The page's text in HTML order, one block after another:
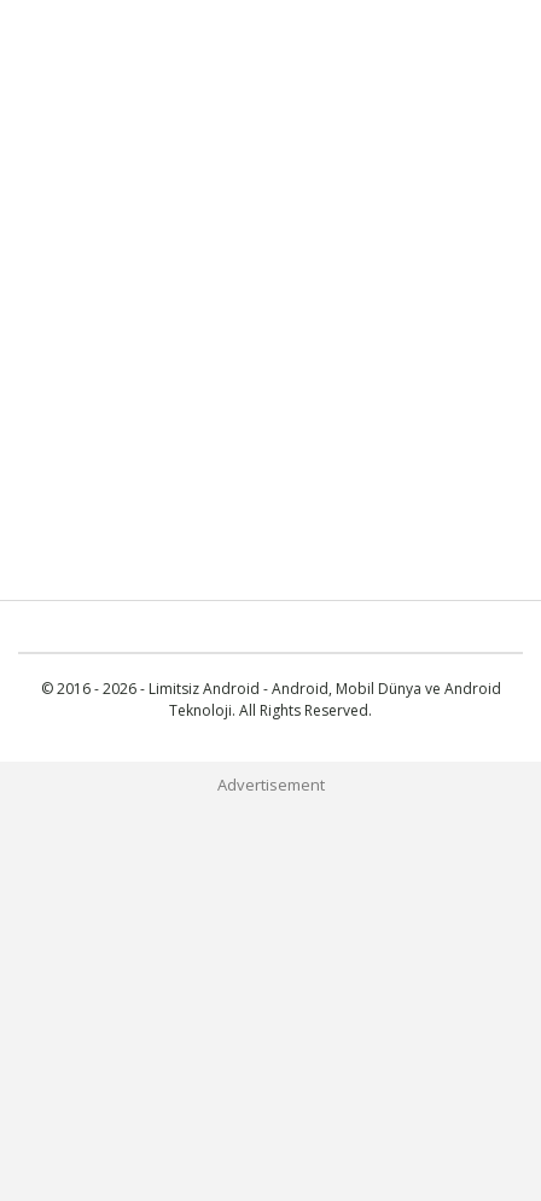
© 2016 - 2026 - Limitsiz Android - Android, Mobil Dünya ve Android
Teknoloji. All Rights Reserved.
Advertisement